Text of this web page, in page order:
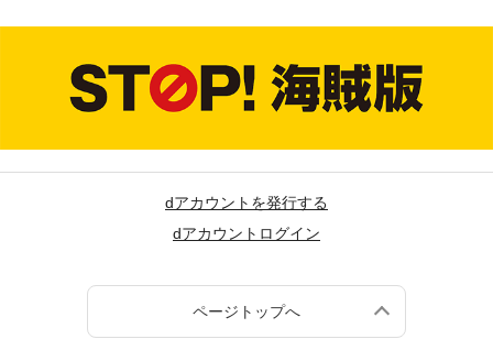
dアカウントを発行する
dアカウントログイン
ページトップへ